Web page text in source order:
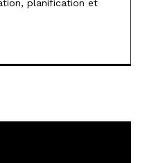
planification et